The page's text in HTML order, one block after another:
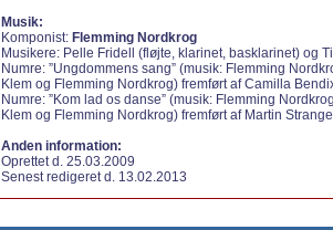
Musik:
Komponist: Flemming Nordkrog
Musikere: Pelle Fridell (fløjte, klarinet, basklarinet) og
Numre: ”Ungdommens sang” (musik: Flemming
Klem og Flemming Nordkrog) fremført af Camilla
Numre: ”Kom lad os danse” (musik: Flemming
Klem og Flemming Nordkrog) fremført af Martin
Anden information:
Oprettet d. 25.03.2009
Senest redigeret d. 13.02.2013